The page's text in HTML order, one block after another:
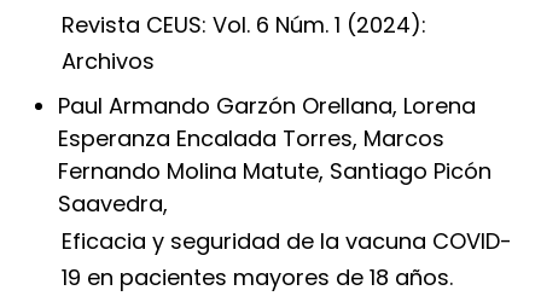
Revista CEUS: Vol. 6 Núm. 1 (2024):
Archivos
Paul Armando Garzón Orellana, Lorena
Esperanza Encalada Torres, Marcos
Fernando Molina Matute, Santiago Picón
Saavedra,
Eficacia y seguridad de la vacuna COVID-
19 en pacientes mayores de 18 años.